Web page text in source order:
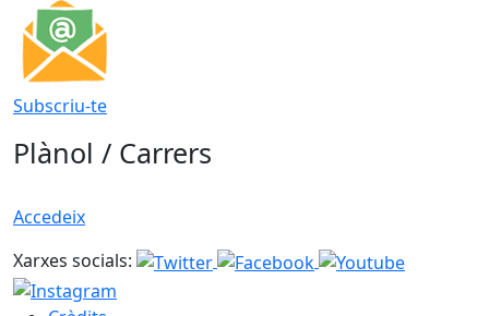
Subscriu-te
Plànol / Carrers
Accedeix
Xarxes socials: